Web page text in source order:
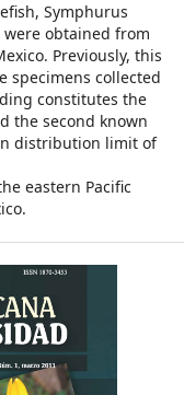
Symphurus
obtained from
Previously, this
specimens collected
constitutes the
the second known
distribution limit of
eastern Pacific